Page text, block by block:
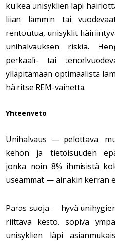
kulkea unisyklien läpi
liian lämmin tai
rentoutua, unisyklit
unihalvauksen riskiä.
perkaalì- tai
ylläpitämään optimaalista
häiritse REM-vaihetta.
Yhteenveto
Unihalvaus — pelottava,
kehon ja tietoisuuden
jonka noin 8% ihmisistä
useammat — ainakin kerran
Paras suoja — hyvä
riittävä kesto, sopiva
unisyklien läpi